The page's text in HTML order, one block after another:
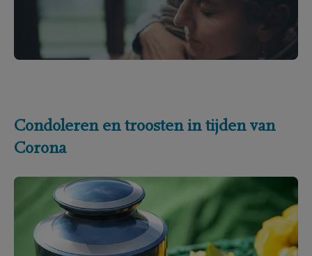
Condoleren en troosten in tijden van
Corona